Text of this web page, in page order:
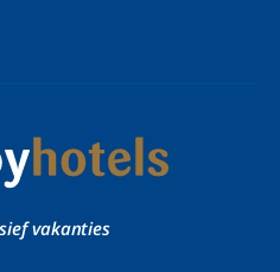
vakanties